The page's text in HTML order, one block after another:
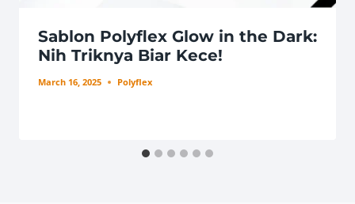
Sablon Polyflex Glow in the Dark:
Nih Triknya Biar Kece!
March 16, 2025 Polyflex